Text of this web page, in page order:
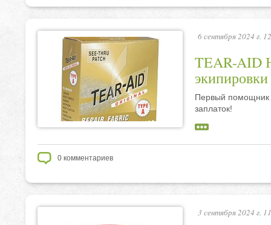
6 сентября 2024 г.
TEAR-AID
Первый помощник
заплаток!
0 комментариев
3 сентября 2024 г.